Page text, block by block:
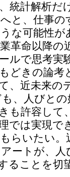
統計解析だ
と、仕事
な可能性が
革命以降の
ルで思考実
どきの論考
、近未来の
、人びと
も許容し
では実現で
らいたい。
ートが、
ることを切